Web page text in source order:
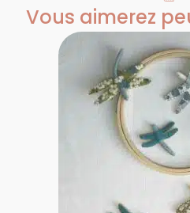
Vous aimerez